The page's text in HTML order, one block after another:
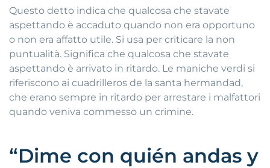
Questo detto indica che qualcosa che stavate
aspettando è accaduto quando non era opportuno
o non era affatto utile. Si usa per criticare la non
puntualità. Significa che qualcosa che stavate
aspettando è arrivato in ritardo. Le maniche verdi si
riferiscono ai cuadrilleros de la santa hermandad,
che erano sempre in ritardo per arrestare i malfattori
quando veniva commesso un crimine.
“Dime con quién andas y